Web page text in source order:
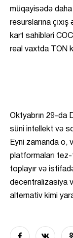
müqayisədə
resurslarına
kart sahibləri
real vaxtda TON
Oktyabrın 29-da
süni intellekt və
Eyni zamanda o,
platformaları tez-
toplayır və
decentralizasiya
alternativ kimi